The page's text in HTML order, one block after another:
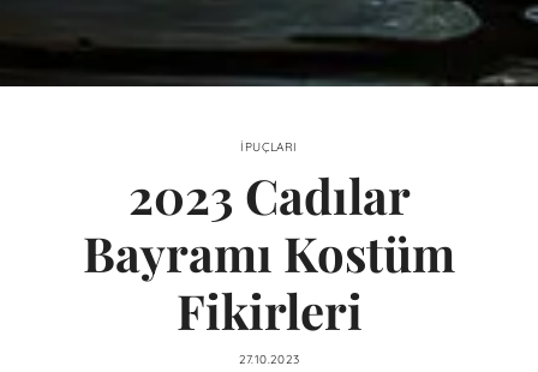
İPUÇLARI
2023 Cadılar
Bayramı Kostüm
Fikirleri
27.10.2023